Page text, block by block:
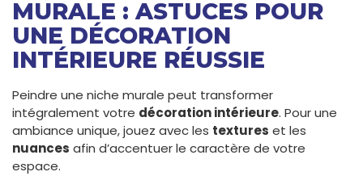
MURALE : ASTUCES POUR
UNE DÉCORATION
INTÉRIEURE RÉUSSIE
Peindre une niche murale peut transformer
intégralement votre décoration intérieure. Pour une
ambiance unique, jouez avec les textures et les
nuances afin d’accentuer le caractère de votre
espace.